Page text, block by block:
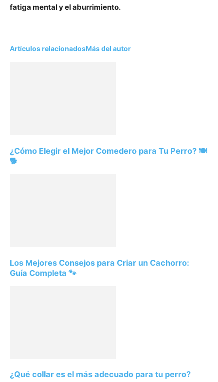
fatiga mental y el aburrimiento.
Artículos relacionadosMás del autor
¿Cómo Elegir el Mejor Comedero para Tu Perro? 🍽️
🐕
Los Mejores Consejos para Criar un Cachorro:
Guía Completa 🐾
¿Qué collar es el más adecuado para tu perro?